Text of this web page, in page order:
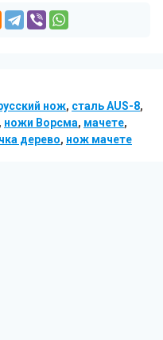
нож, сталь AUS-8,
, ножи Ворсма, мачете,
дерево, нож мачете